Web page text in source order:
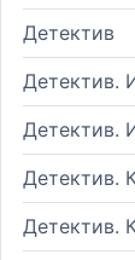
Детектив
Детектив.
Детектив.
Детектив.
Детектив.